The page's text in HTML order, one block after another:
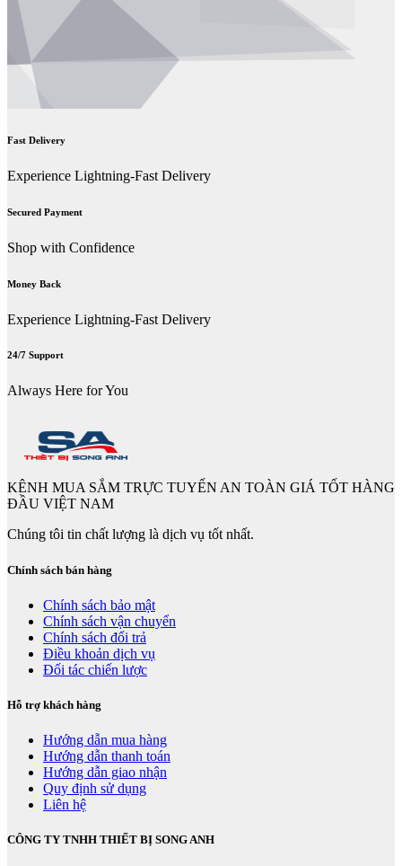
Fast Delivery
Experience Lightning-Fast Delivery
Secured Payment
Shop with Confidence
Money Back
Experience Lightning-Fast Delivery
24/7 Support
Always Here for You
KÊNH MUA SẮM TRỰC TUYẾN AN TOÀN GIÁ TỐT HÀNG
ĐẦU VIỆT NAM
Chúng tôi tin chất lượng là dịch vụ tốt nhất.
Chính sách bán hàng
Chính sách bảo mật
Chính sách vận chuyển
Chính sách đổi trả
Điều khoản dịch vụ
Đối tác chiến lược
Hỗ trợ khách hàng
Hướng dẫn mua hàng
Hướng dẫn thanh toán
Hướng dẫn giao nhận
Quy định sử dụng
Liên hệ
CÔNG TY TNHH THIẾT BỊ SONG ANH